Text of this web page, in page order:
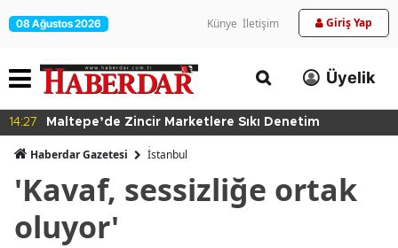
08 Ağustos 2026 Künye İletişim Giriş Yap
Üyelik
14:27 Maltepe’de Zincir Marketlere Sıkı Denetim
Haberdar Gazetesi İ̇stanbul
'Kavaf, sessizliğe ortak
oluyor'